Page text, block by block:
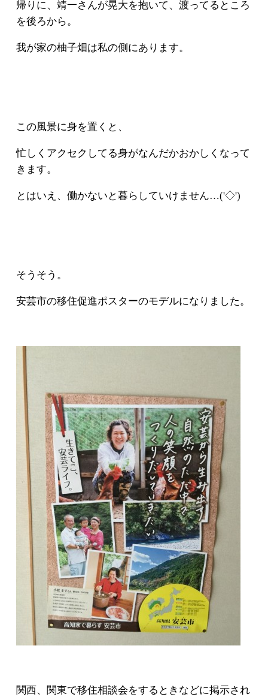
帰りに、靖一さんが晃大を抱いて、渡ってるところ
を後ろから。
我が家の柚子畑は私の側にあります。
この風景に身を置くと、
忙しくアクセクしてる身がなんだかおかしくなって
きます。
とはいえ、働かないと暮らしていけません…('◇')ゞ
そうそう。
安芸市の移住促進ポスターのモデルになりました。
関西、関東で移住相談会をするときなどに掲示され